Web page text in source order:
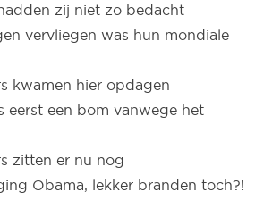
zij niet zo bedacht
vervliegen was hun mondiale
kwamen hier opdagen
eerst een bom vanwege het
zitten er nu nog
Obama, lekker branden toch?!